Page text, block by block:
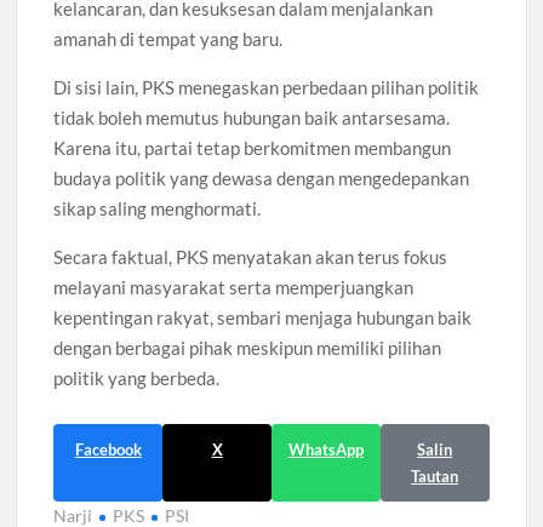
kelancaran, dan kesuksesan dalam menjalankan
amanah di tempat yang baru.
Di sisi lain, PKS menegaskan perbedaan pilihan politik
tidak boleh memutus hubungan baik antarsesama.
Karena itu, partai tetap berkomitmen membangun
budaya politik yang dewasa dengan mengedepankan
sikap saling menghormati.
Secara faktual, PKS menyatakan akan terus fokus
melayani masyarakat serta memperjuangkan
kepentingan rakyat, sembari menjaga hubungan baik
dengan berbagai pihak meskipun memiliki pilihan
politik yang berbeda.
Facebook X WhatsApp
Salin
Tautan
Narji PKS PSI